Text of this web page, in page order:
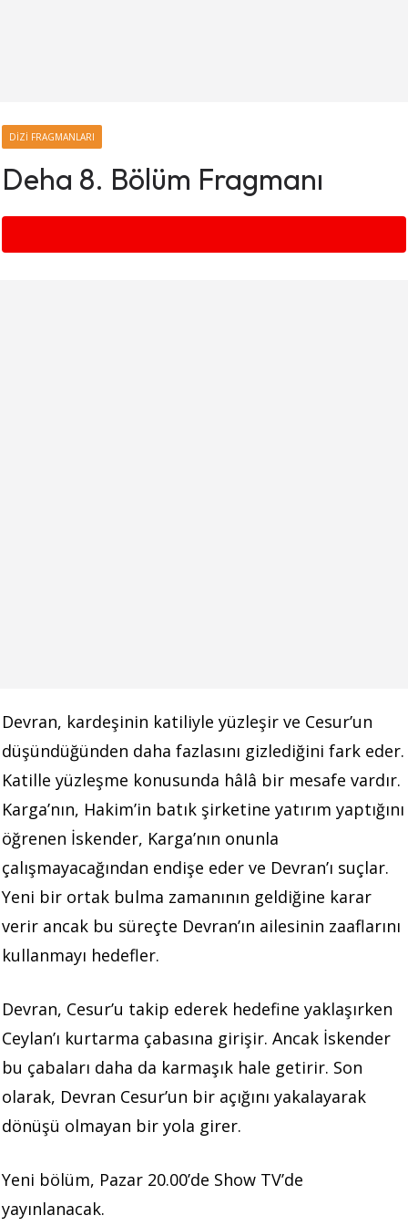
DIZI FRAGMANLARI
Deha 8. Bölüm Fragmanı
Devran, kardeşinin katiliyle yüzleşir ve Cesur’un
düşündüğünden daha fazlasını gizlediğini fark eder.
Katille yüzleşme konusunda hâlâ bir mesafe vardır.
Karga’nın, Hakim’in batık şirketine yatırım yaptığını
öğrenen İskender, Karga’nın onunla
çalışmayacağından endişe eder ve Devran’ı suçlar.
Yeni bir ortak bulma zamanının geldiğine karar
verir ancak bu süreçte Devran’ın ailesinin zaaflarını
kullanmayı hedefler.
Devran, Cesur’u takip ederek hedefine yaklaşırken
Ceylan’ı kurtarma çabasına girişir. Ancak İskender
bu çabaları daha da karmaşık hale getirir. Son
olarak, Devran Cesur’un bir açığını yakalayarak
dönüşü olmayan bir yola girer.
Yeni bölüm, Pazar 20.00’de Show TV’de
yayınlanacak.